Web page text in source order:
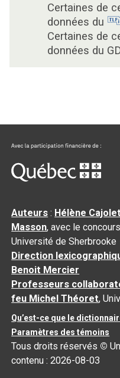
Certaines de
données du
Certaines de
données du
Auteurs : Hélène
Masson, avec le
Université de Sherbrooke
Direction
Benoit Mercier
Professeurs
feu Michel Théoret,
Qu’est-ce que le
Paramètres des témoins
Tous droits réservés ©
contenu :2026-08-03